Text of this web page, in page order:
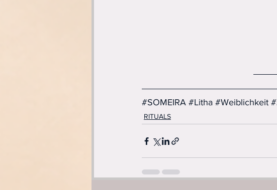
#SOMEIRA #Litha #Weiblichkeit
RITUALS